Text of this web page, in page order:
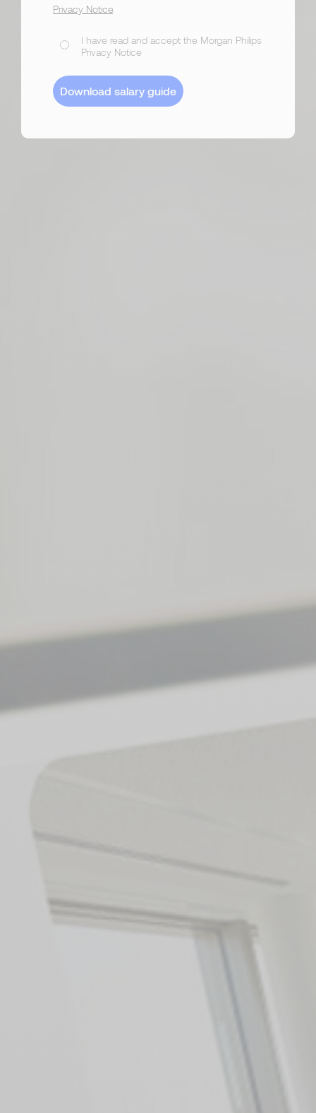
Privacy Notice
I have read and accept the Morgan Philips
Privacy Notice